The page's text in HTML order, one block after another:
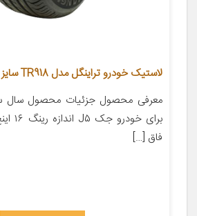
لاستیک خودرو تراینگل مدل TR918 سایز 205/55R16
فاق […]